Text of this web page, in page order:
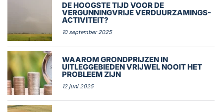
DE HOOGSTE TIJD VOOR DE
VERGUNNINGVRIJE VERDUURZAMINGS-
ACTIVITEIT?
10 september 2025
WAAROM GRONDPRIJZEN IN
UITLEGGEBIEDEN VRIJWEL NOOIT HET
PROBLEEM ZIJN
12 juni 2025